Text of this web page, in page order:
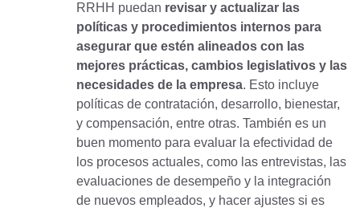
RRHH puedan revisar y actualizar las
políticas y procedimientos internos para
asegurar que estén alineados con las
mejores prácticas, cambios legislativos y las
necesidades de la empresa. Esto incluye
políticas de contratación, desarrollo, bienestar,
y compensación, entre otras. También es un
buen momento para evaluar la efectividad de
los procesos actuales, como las entrevistas, las
evaluaciones de desempeño y la integración
de nuevos empleados, y hacer ajustes si es